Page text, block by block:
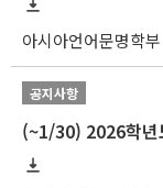
아시아언어문명학부
공지사항